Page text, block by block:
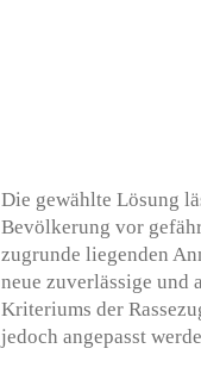
Die gewählte Lösung
Bevölkerung vor
zugrunde liegenden
neue zuverlässige und
Kriteriums der
jedoch angepasst